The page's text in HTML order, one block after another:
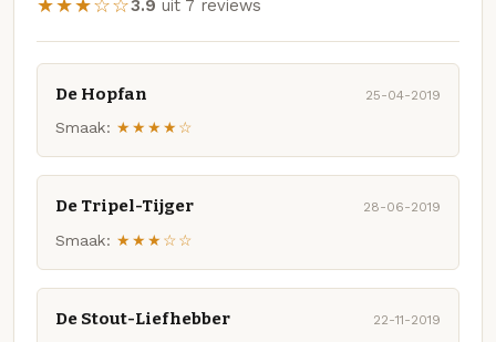
★★★☆☆3.9 uit 7 reviews
De Hopfan 25-04-2019
Smaak: ★★★★☆
De Tripel-Tijger 28-06-2019
Smaak: ★★★☆☆
De Stout-Liefhebber 22-11-2019